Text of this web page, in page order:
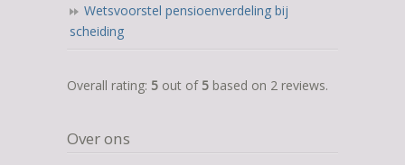
Wetsvoorstel pensioenverdeling bij
scheiding
5,0
on
Overall rating: 5 out of 5 based on 2 reviews.
Over ons